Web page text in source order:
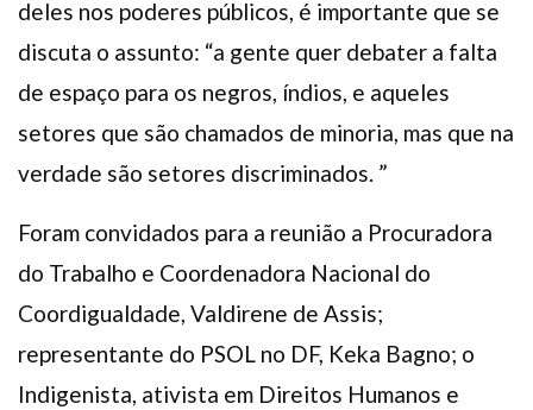
deles nos poderes públicos, é importante que se
discuta o assunto: “a gente quer debater a falta
de espaço para os negros, índios, e aqueles
setores que são chamados de minoria, mas que na
verdade são setores discriminados. ”
Foram convidados para a reunião a Procuradora
do Trabalho e Coordenadora Nacional do
Coordigualdade, Valdirene de Assis;
representante do PSOL no DF, Keka Bagno; o
Indigenista, ativista em Direitos Humanos e